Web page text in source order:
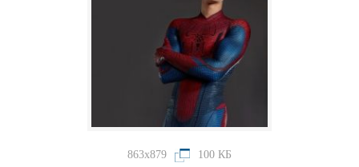
863x879 100 КБ